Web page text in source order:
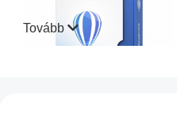
Tovább